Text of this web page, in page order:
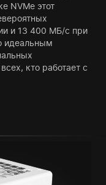
NVMe этот
и 13 400 МБ/с при
идеальным
кто работает с